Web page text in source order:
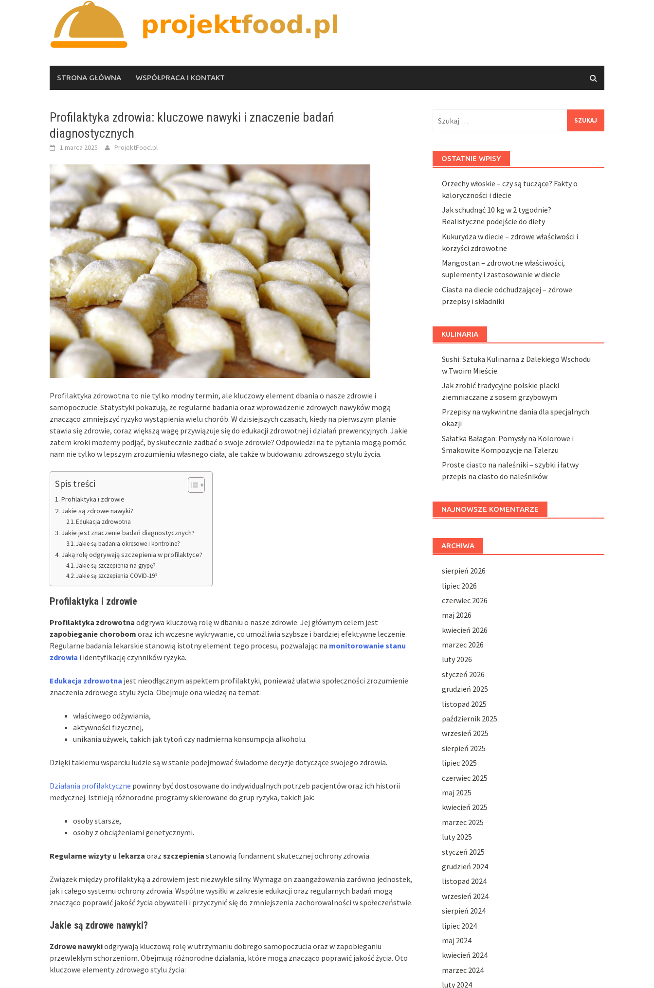
STRONA GŁÓWNA WSPÓŁPRACA I KONTAKT
Profilaktyka zdrowia: kluczowe nawyki i znaczenie badań
diagnostycznych
1 marca 2025 ProjektFood.pl
Profilaktyka zdrowotna to nie tylko modny termin, ale kluczowy element dbania o nasze zdrowie i
samopoczucie. Statystyki pokazują, że regularne badania oraz wprowadzenie zdrowych nawyków mogą
znacząco zmniejszyć ryzyko wystąpienia wielu chorób. W dzisiejszych czasach, kiedy na pierwszym planie
stawia się zdrowie, coraz większą wagę przywiązuje się do edukacji zdrowotnej i działań prewencyjnych. Jakie
zatem kroki możemy podjąć, by skutecznie zadbać o swoje zdrowie? Odpowiedzi na te pytania mogą pomóc
nam nie tylko w lepszym zrozumieniu własnego ciała, ale także w budowaniu zdrowszego stylu życia.
Spis treści
Profilaktyka i zdrowie
Jakie są zdrowe nawyki?
Edukacja zdrowotna
Jakie jest znaczenie badań diagnostycznych?
Jakie są badania okresowe i kontrolne?
Jaką rolę odgrywają szczepienia w profilaktyce?
Jakie są szczepienia na grypę?
Jakie są szczepienia COVID-19?
Profilaktyka i zdrowie
Profilaktyka zdrowotna odgrywa kluczową rolę w dbaniu o nasze zdrowie. Jej głównym celem jest
zapobieganie chorobom oraz ich wczesne wykrywanie, co umożliwia szybsze i bardziej efektywne leczenie.
Regularne badania lekarskie stanowią istotny element tego procesu, pozwalając na monitorowanie stanu
zdrowia i identyfikację czynników ryzyka.
Edukacja zdrowotna jest nieodłącznym aspektem profilaktyki, ponieważ ułatwia społeczności zrozumienie
znaczenia zdrowego stylu życia. Obejmuje ona wiedzę na temat:
właściwego odżywiania,
aktywności fizycznej,
unikania używek, takich jak tytoń czy nadmierna konsumpcja alkoholu.
Dzięki takiemu wsparciu ludzie są w stanie podejmować świadome decyzje dotyczące swojego zdrowia.
Działania profilaktyczne powinny być dostosowane do indywidualnych potrzeb pacjentów oraz ich historii
medycznej. Istnieją różnorodne programy skierowane do grup ryzyka, takich jak:
osoby starsze,
osoby z obciążeniami genetycznymi.
Regularne wizyty u lekarza oraz szczepienia stanowią fundament skutecznej ochrony zdrowia.
Związek między profilaktyką a zdrowiem jest niezwykle silny. Wymaga on zaangażowania zarówno jednostek,
jak i całego systemu ochrony zdrowia. Wspólne wysiłki w zakresie edukacji oraz regularnych badań mogą
znacząco poprawić jakość życia obywateli i przyczynić się do zmniejszenia zachorowalności w społeczeństwie.
Jakie są zdrowe nawyki?
Zdrowe nawykiodgrywają kluczową rolę w utrzymaniu dobrego samopoczucia oraz w zapobieganiu
przewlekłym schorzeniom. Obejmują różnorodne działania, które mogą znacząco poprawić jakość życia. Oto
kluczowe elementy zdrowego stylu życia:
OSTATNIE WPISY
Orzechy włoskie – czy są tuczące? Fakty o
kaloryczności i diecie
Jak schudnąć 10 kg w 2 tygodnie?
Realistyczne podejście do diety
Kukurydza w diecie – zdrowe właściwości i
korzyści zdrowotne
Mangostan – zdrowotne właściwości,
suplementy i zastosowanie w diecie
Ciasta na diecie odchudzającej – zdrowe
przepisy i składniki
KULINARIA
Sushi: Sztuka Kulinarna z Dalekiego Wschodu
w Twoim Mieście
Jak zrobić tradycyjne polskie placki
ziemniaczane z sosem grzybowym
Przepisy na wykwintne dania dla specjalnych
okazji
Sałatka Bałagan: Pomysły na Kolorowe i
Smakowite Kompozycje na Talerzu
Proste ciasto na naleśniki – szybki i łatwy
przepis na ciasto do naleśników
NAJNOWSZE KOMENTARZE
ARCHIWA
sierpień 2026
lipiec 2026
czerwiec 2026
maj 2026
kwiecień 2026
marzec 2026
luty 2026
styczeń 2026
grudzień 2025
listopad 2025
październik 2025
wrzesień 2025
sierpień 2025
lipiec 2025
czerwiec 2025
maj 2025
kwiecień 2025
marzec 2025
luty 2025
styczeń 2025
grudzień 2024
listopad 2024
wrzesień 2024
sierpień 2024
lipiec 2024
maj 2024
kwiecień 2024
marzec 2024
luty 2024